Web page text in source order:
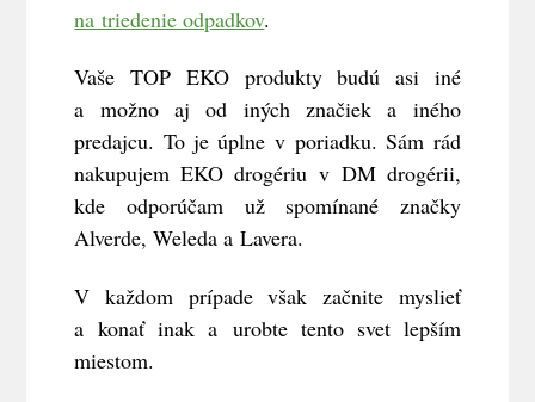
na triedenie odpadkov.
Vaše TOP EKO produkty budú asi iné
a možno aj od iných značiek a iného
predajcu. To je úplne v poriadku. Sám rád
nakupujem EKO drogériu v DM drogérii,
kde odporúčam už spomínané značky
Alverde, Weleda a Lavera.
V každom prípade však začnite myslieť
a konať inak a urobte tento svet lepším
miestom.